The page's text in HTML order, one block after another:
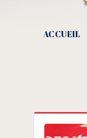
ACCUEIL